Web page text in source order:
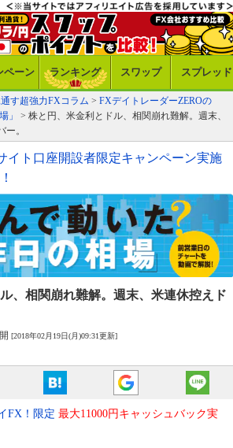
ペーン ランキング スワップ スプレッド
す超強力FXコラム > FXデイトレーダーZEROの
」
> 株と円、米金利とドル、相関崩れ難解。週末、
。
イト口座開設者限定キャンペーン実施
、相関崩れ難解。 週末、米連休控えド
[2018年02月19日(月)09:31更新]
FX！限定 最大11000円キャッシュバック実